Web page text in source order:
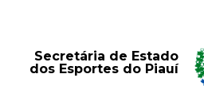
Secretária de Estado
dos Esportes do Piauí